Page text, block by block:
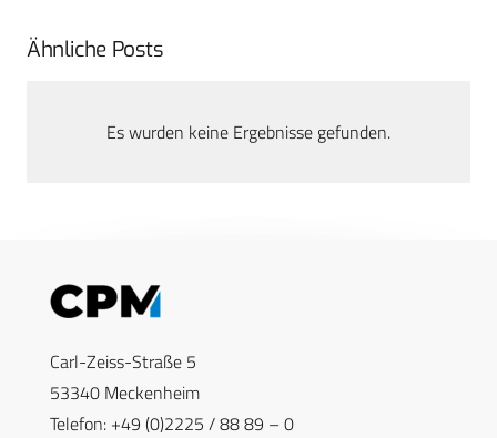
Ähnliche Posts
Es wurden keine Ergebnisse gefunden.
Carl-Zeiss-Straße 5
53340 Meckenheim
Telefon: +49 (0)2225 / 88 89 – 0